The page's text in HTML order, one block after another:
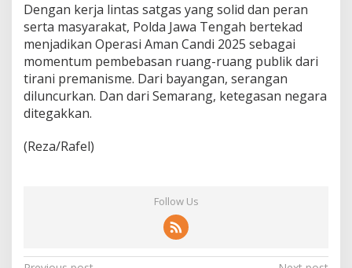
Dengan kerja lintas satgas yang solid dan peran
serta masyarakat, Polda Jawa Tengah bertekad
menjadikan Operasi Aman Candi 2025 sebagai
momentum pembebasan ruang-ruang publik dari
tirani premanisme. Dari bayangan, serangan
diluncurkan. Dan dari Semarang, ketegasan negara
ditegakkan.
(Reza/Rafel)
Follow Us